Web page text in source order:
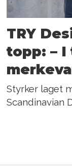
TRY
topp: –
Styrker laget
Scandinavian